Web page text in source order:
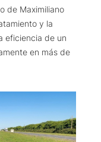
de Maximiliano
y la
eficiencia de un
en más de